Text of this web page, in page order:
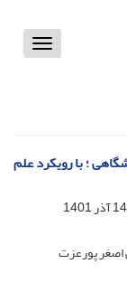
Toggle
؛ با رویکرد علم
14 آذر 1401
اصغر پورعزت